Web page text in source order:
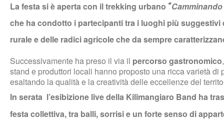
La festa si è aperta con il trekking urbano “
che ha condotto i partecipanti tra i luoghi più
rurale e delle radici agricole che da sempre
Successivamente ha preso il via il percorso gastronomico
stand e produttori locali hanno proposto una ricca varietà di
esaltando la qualità e la creatività delle eccellenze del
In serata l’esibizione live della Kilimangiaro Band ha
festa collettiva, tra balli, sorrisi e un forte senso di